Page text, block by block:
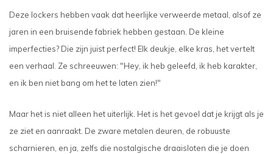
Deze lockers hebben vaak dat heerlijke verweerde metaal, alsof ze
jaren in een bruisende fabriek hebben gestaan. De kleine
imperfecties? Die zijn juist perfect! Elk deukje, elke kras, het vertelt
een verhaal. Ze schreeuwen: "Hey, ik heb geleefd, ik heb karakter,
en ik ben niet bang om het te laten zien!"
Maar het is niet alleen het uiterlijk. Het is het gevoel dat je krijgt als je
ze ziet en aanraakt. De zware metalen deuren, de robuuste
scharnieren, en ja, zelfs die nostalgische draaisloten die je doen